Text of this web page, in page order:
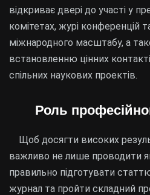
відкриває двері до участі у
комітетах, журі конференцій
міжнародного масштабу, а
встановленню цінних
спільних наукових проектів.
Роль
Щоб досягти високих
важливо не лише проводити
правильно підготувати
журнал та пройти складний